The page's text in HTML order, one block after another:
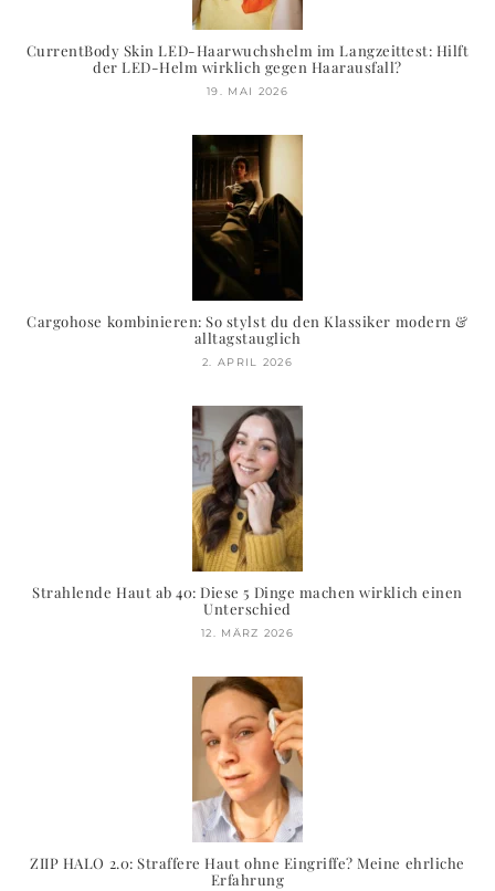
CurrentBody Skin LED-Haarwuchshelm im Langzeittest: Hilft
der LED-Helm wirklich gegen Haarausfall?
19. MAI 2026
Cargohose kombinieren: So stylst du den Klassiker modern &
alltagstauglich
2. APRIL 2026
Strahlende Haut ab 40: Diese 5 Dinge machen wirklich einen
Unterschied
12. MÄRZ 2026
ZIIP HALO 2.0: Straffere Haut ohne Eingriffe? Meine ehrliche
Erfahrung